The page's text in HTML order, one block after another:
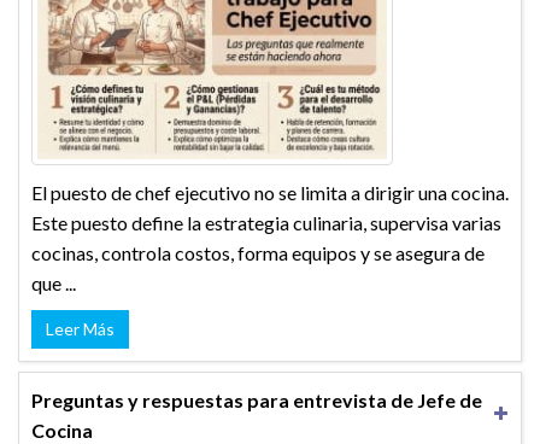
El puesto de chef ejecutivo no se limita a dirigir una cocina.
Este puesto define la estrategia culinaria, supervisa varias
cocinas, controla costos, forma equipos y se asegura de
que ...
Leer Más
Preguntas y respuestas para entrevista de Jefe de
Cocina